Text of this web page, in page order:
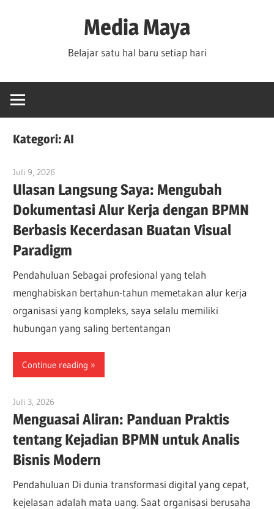
Media Maya
Belajar satu hal baru setiap hari
Kategori:AI
Juli 9, 2026
Ulasan Langsung Saya: Mengubah
Dokumentasi Alur Kerja dengan BPMN
Berbasis Kecerdasan Buatan Visual
Paradigm
Pendahuluan Sebagai profesional yang telah
menghabiskan bertahun-tahun memetakan alur kerja
organisasi yang kompleks, saya selalu memiliki
hubungan yang saling bertentangan
Continue reading
Juli 3, 2026
Menguasai Aliran: Panduan Praktis
tentang Kejadian BPMN untuk Analis
Bisnis Modern
Pendahuluan Di dunia transformasi digital yang cepat,
kejelasan adalah mata uang. Saat organisasi berusaha